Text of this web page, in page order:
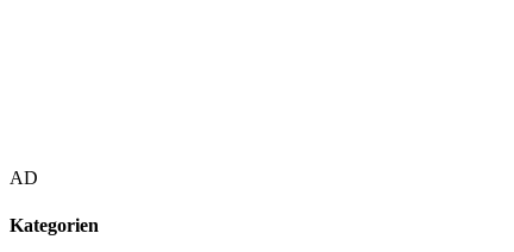
AD
Kategorien